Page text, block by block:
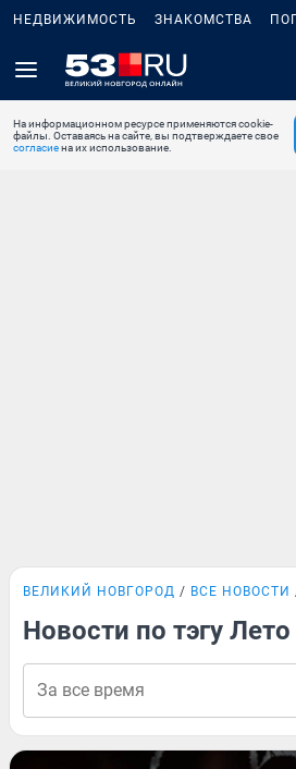
НЕДВИЖИМОСТЬ ЗНАКОМСТВА
На информационном ресурсе применяются cookie-
файлы. Оставаясь на сайте, вы подтверждаете свое
согласиена их использование.
ВЕЛИКИЙ НОВГОРОД ВСЕ НОВОСТИ
Новости по тэгу Лето